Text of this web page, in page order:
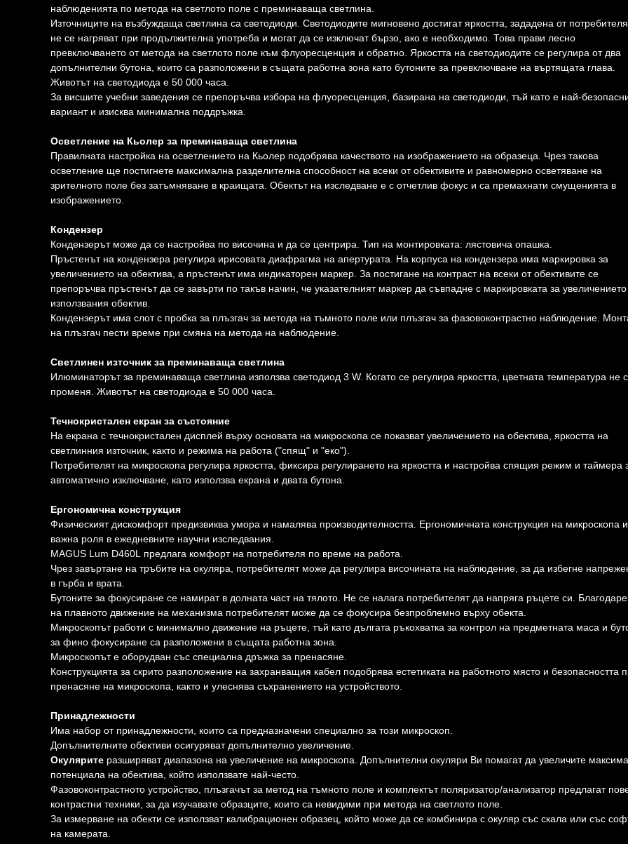
наблюденията по метода на светлото поле с преминаваща светлина.
Източниците на възбуждаща светлина са светодиоди. Светодиодите мигновено достигат яркостта, зададена от
не се нагряват при продължителна употреба и могат да се изключат бързо, ако е необходимо. Това прави лесно
превключването от метода на светлото поле към флуоресценция и обратно. Яркостта на светодиодите се регулира от два
допълнителни бутона, които са разположени в същата работна зона като бутоните за превключване на въртящата глава.
Животът на светодиода е 50 000 часа.
За висшите учебни заведения се препоръчва избора на флуоресценция, базирана на светодиоди, тъй като е най-
вариант и изисква минимална поддръжка.
Осветление на Кьолер за преминаваща светлина
Правилната настройка на осветлението на Кьолер подобрява качеството на изображението на образеца. Чрез такова
осветление ще постигнете максимална разделителна способност на всеки от обективите и равномерно осветяване на
зрителното поле без затъмняване в краищата. Обектът на изследване е с отчетлив фокус и са премахнати смущенията в
изображението.
Кондензер
Кондензерът може да се настройва по височина и да се центрира. Тип на монтировката: лястовича опашка.
Пръстенът на кондензера регулира ирисовата диафрагма на апертурата. На корпуса на кондензера има маркировка за
увеличението на обектива, а пръстенът има индикаторен маркер. За постигане на контраст на всеки от обективите се
препоръчва пръстенът да се завърти по такъв начин, че указателният маркер да съвпадне с маркировката за
използвания обектив.
Кондензерът има слот с пробка за плъзгач за метода на тъмното поле или плъзгач за фазовоконтрастно наблюдение.
на плъзгач пести време при смяна на метода на наблюдение.
Светлинен източник за преминаваща светлина
Илюминаторът за преминаваща светлина използва светодиод 3 W. Когато се регулира яркостта, цветната температура не
променя. Животът на светодиода е 50 000 часа.
Течнокристален екран за състояние
На екрана с течнокристален дисплей върху основата на микроскопа се показват увеличението на обектива, яркостта на
светлинния източник, както и режима на работа ("спящ" и "еко").
Потребителят на микроскопа регулира яркостта, фиксира регулирането на яркостта и настройва спящия режим и таймера
автоматично изключване, като използва екрана и двата бутона.
Ергономична конструкция
Физическият дискомфорт предизвиква умора и намалява производителността. Ергономичната конструкция на микроскопа
важна роля в ежедневните научни изследвания.
MAGUS Lum D460L предлага комфорт на потребителя по време на работа.
Чрез завъртане на тръбите на окуляра, потребителят може да регулира височината на наблюдение, за да избегне
в гърба и врата.
Бутоните за фокусиране се намират в долната част на тялото. Не се налага потребителят да напряга ръцете си.
на плавното движение на механизма потребителят може да се фокусира безпроблемно върху обекта.
Микроскопът работи с минимално движение на ръцете, тъй като дългата ръкохватка за контрол на предметната маса и
за фино фокусиране са разположени в същата работна зона.
Микроскопът е оборудван със специална дръжка за пренасяне.
Конструкцията за скрито разположение на захранващия кабел подобрява естетиката на работното място и безопасността
пренасяне на микроскопа, както и улеснява съхранението на устройството.
Принадлежности
Има набор от принадлежности, които са предназначени специално за този микроскоп.
Допълнителните обективи осигуряват допълнително увеличение.
Окулярите разширяват диапазона на увеличение на микроскопа. Допълнителни окуляри Ви помагат да увеличите
потенциала на обектива, който използвате най-често.
Фазовоконтрастното устройство, плъзгачът за метод на тъмното поле и комплектът поляризатор/анализатор предлагат
контрастни техники, за да изучавате образците, които са невидими при метода на светлото поле.
За измерване на обекти се използват калибрационен образец, който може да се комбинира с окуляр със скала или със
на камерата.